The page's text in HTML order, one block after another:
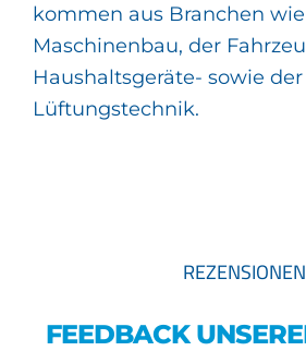
kommen aus Branchen
Maschinenbau, der
Haushaltsgeräte- sowie
Lüftungstechnik.
REZENSIONEN
FEEDBACK